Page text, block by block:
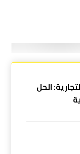
الحل